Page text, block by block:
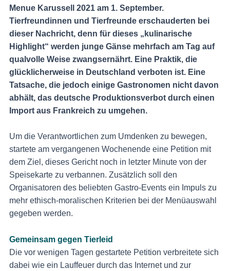
Menue Karussell 2021 am 1. September.
Tierfreundinnen und Tierfreunde erschauderten bei
dieser Nachricht, denn für dieses „kulinarische
Highlight“ werden junge Gänse mehrfach am Tag auf
qualvolle Weise zwangsernährt. Eine Praktik, die
glücklicherweise in Deutschland verboten ist. Eine
Tatsache, die jedoch einige Gastronomen nicht davon
abhält, das deutsche Produktionsverbot durch einen
Import aus Frankreich zu umgehen.
Um die Verantwortlichen zum Umdenken zu bewegen,
startete am vergangenen Wochenende eine Petition mit
dem Ziel, dieses Gericht noch in letzter Minute von der
Speisekarte zu verbannen. Zusätzlich soll den
Organisatoren des beliebten Gastro-Events ein Impuls zu
mehr ethisch-moralischen Kriterien bei der Menüauswahl
gegeben werden.
Gemeinsam gegen Tierleid
Die vor wenigen Tagen gestartete Petition verbreitete sich
dabei wie ein Lauffeuer durch das Internet und zur